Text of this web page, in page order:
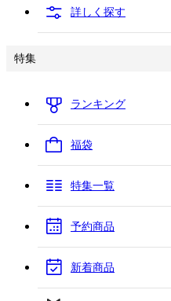
詳しく探す
特集
ランキング
福袋
特集一覧
予約商品
新着商品